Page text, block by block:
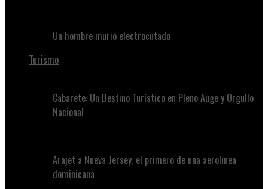
Un hombre murió electrocutado
Turismo
Cabarete: Un Destino Turístico en Pleno Auge y Orgullo
Nacional
Arajet a Nueva Jersey, el primero de una aerolínea
dominicana